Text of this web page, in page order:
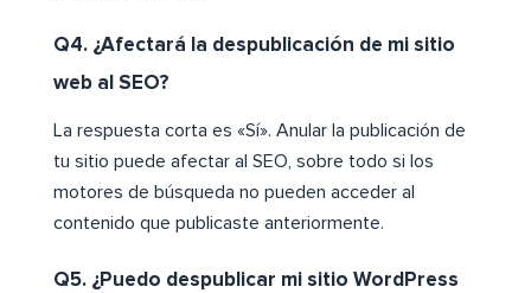
Q4. ¿Afectará la despublicación de mi sitio
web al SEO?
La respuesta corta es «Sí». Anular la publicación de
tu sitio puede afectar al SEO, sobre todo si los
motores de búsqueda no pueden acceder al
contenido que publicaste anteriormente.
Q5. ¿Puedo despublicar mi sitio WordPress